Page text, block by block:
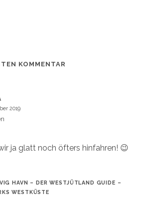
KOMMENTAR
2019
ja glatt noch öfters hinfahren! 😉
HAVN – DER WESTJÜTLAND GUIDE –
WESTKÜSTE